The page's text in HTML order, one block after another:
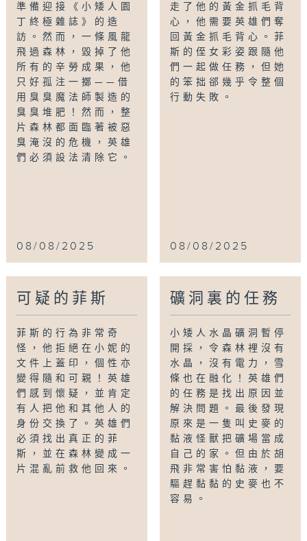
準備迎接《小矮人園
丁終極雜誌》的造
訪。然而，一條風龍
飛過森林，毀掉了他
所有的辛勞成果，他
只好孤注一擲——借
用臭臭魔法師製造的
臭臭堆肥！然而，整
片森林都面臨著被惡
臭淹沒的危機，英雄
們必須設法清除它。
08/08/2025
走了他的黃金抓毛背
心，他需要英雄們奪
回黃金抓毛背心。菲
斯的侄女彩姿跟隨他
們一起做任務，但她
的笨拙郤幾乎令整個
行動失敗。
08/08/2025
可疑的菲斯
菲斯的行為非常奇
怪，他拒絕在小妮的
文件上蓋印，個性亦
變得隨和可親！英雄
們感到懷疑，並肯定
有人把他和其他人的
身份交換了。英雄們
必須找出真正的菲
斯，並在森林變成一
片混亂前救他回來。
礦洞裏的任務
小矮人水晶礦洞暫停
開採，令森林裡沒有
水晶，沒有電力，雪
條也在融化！英雄們
的任務是找出原因並
解決問題。最後發現
原來是一隻叫史麥的
黏液怪獸把礦場當成
自己的家。但由於胡
飛非常害怕黏液，要
驅趕黏黏的史麥也不
容易。